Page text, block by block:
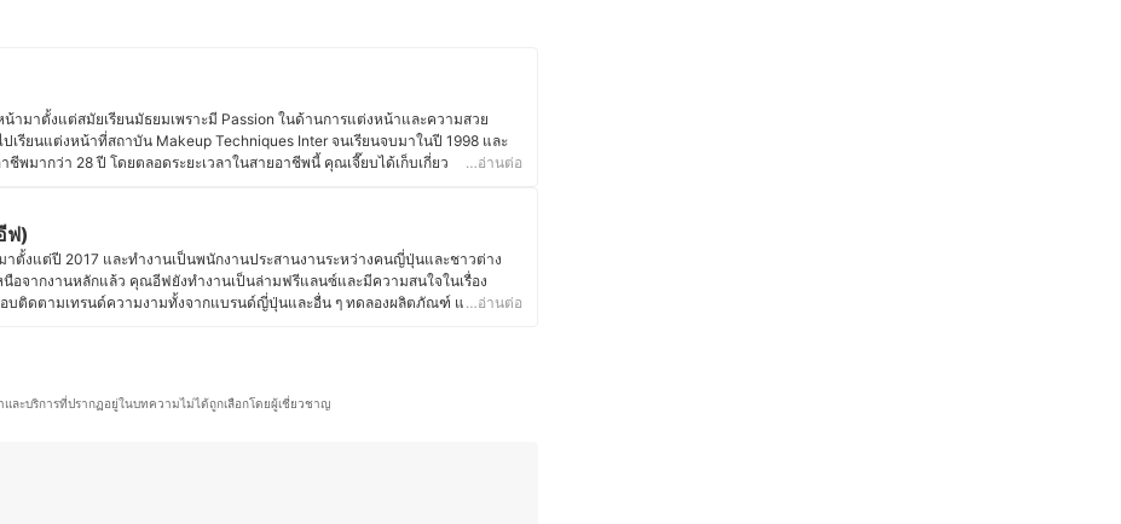
น้ามาตั้งแต่สมัยเรียนมัธยมเพราะมี Passion ในด้านการแต่งหน้าและความสวย
เรียนแต่งหน้าที่สถาบัน Makeup Techniques Inter จนเรียนจบมาในปี 1998 และ
ชีพมากว่า 28 ปี โดยตลอดระยะเวลาในสายอาชีพนี้ คุณเจี๊ยบได้เก็บเกี่ยว
จ้าสาวบนกระทู้และเว็บไซต์ต่าง ๆ ต่อเนื่องเป็นเวลาหลายปี ปัจจุบันคุณเจี๊ยบเป็นทั้ง
ถาบันสอนแต่งหน้า Jeabmakeup Studio โดยรับสอนตั้งแต่การแต่งหน้าเริ่มต้นเพื่อ
งหน้าเพื่อ Up Skill แต่งหน้าเจ้าสาวโดยเฉพาะ นอกจากนี้ ยังมีทั้งเพจ Facebook ที่
งทาง Instagram ที่โชว์ผลงานแต่งหน้า โดยมีผู้ติดตามถึง 2 หมื่นกว่าคนด้วย
ยบ)
…อ่านต่อ
ฟ)
ตั้งแต่ปี 2017 และทำงานเป็นพนักงานประสานงานระหว่างคนญี่ปุ่นและชาวต่าง
อจากงานหลักแล้ว คุณอีฟยังทำงานเป็นล่ามฟรีแลนซ์และมีความสนใจในเรื่อง
อบติดตามเทรนด์ความงามทั้งจากแบรนด์ญี่ปุ่นและอื่น ๆ ทดลองผลิตภัณฑ์ และอ่าน
ละปรับรสชาติให้เข้ากับวัฒนธรรมการกินของที่นี่ อีกทั้งยังสนุกกับการแบ่งปันเรื่อง
…อ่านต่อ
ละบริการที่ปรากฏอยู่ในบทความไม่ได้ถูกเลือกโดยผู้เชี่ยวชาญ